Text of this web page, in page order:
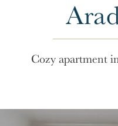
Cozy apartment